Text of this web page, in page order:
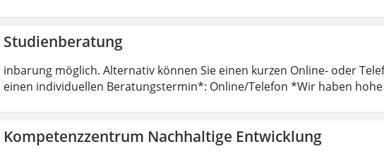
Studienberatung
inbarung möglich. Alternativ können Sie einen kurzen Online- oder
einen individuellen Beratungstermin*: Online/Telefon *Wir haben
Kompetenzzentrum Nachhaltige Entwicklung